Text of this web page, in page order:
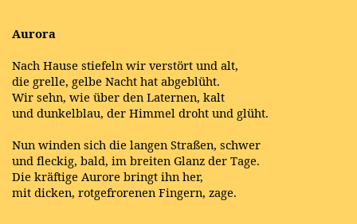
Aurora
Nach Hause stiefeln wir verstört und alt,
die grelle, gelbe Nacht hat abgeblüht.
Wir sehn, wie über den Laternen, kalt
und dunkelblau, der Himmel droht und glüht.
Nun winden sich die langen Straßen, schwer
und fleckig, bald, im breiten Glanz der Tage.
Die kräftige Aurore bringt ihn her,
mit dicken, rotgefrorenen Fingern, zage.